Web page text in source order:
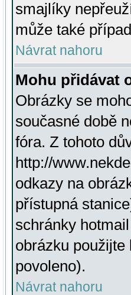
smajlíky
může také
Návrat nahoru
Mohu přidávat
Obrázky se
současné době
fóra. Z tohoto
http://
odkazy na
přístupná
schránky
obrázku
povoleno).
Návrat nahoru